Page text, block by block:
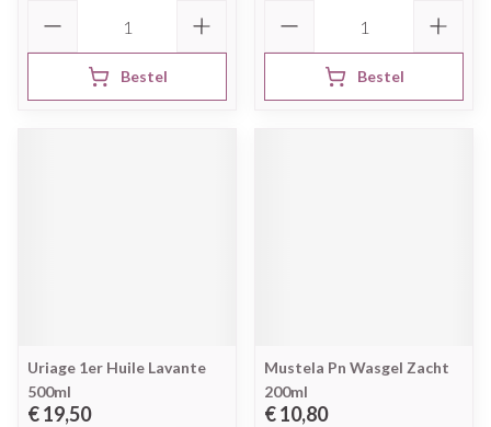
Bestel Bestel
Uriage 1er Huile Lavante
500ml
€ 19,50
Mustela Pn Wasgel Zacht
200ml
€ 10,80